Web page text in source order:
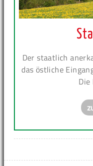
Der staatlich
das östliche